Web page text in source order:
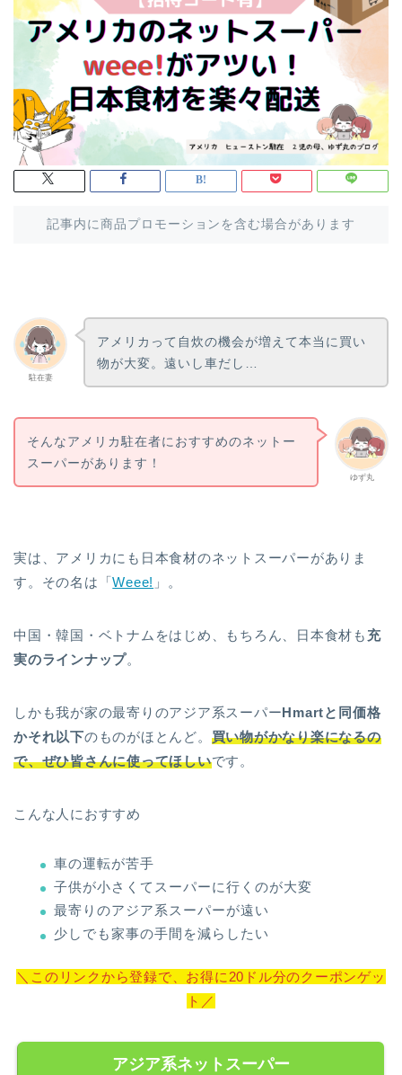
記事内に商品プロモーションを含む場合があります
駐在妻
アメリカって自炊の機会が増えて本当に買い
物が大変。遠いし車だし…
ゆず丸
そんなアメリカ駐在者におすすめのネットー
スーパーがあります！
実は、アメリカにも日本食材のネットスーパーがありま
す。その名は「Weee! 」。
中国・韓国・ベトナムをはじめ、もちろん、日本食材も 充
実のラインナップ。
しかも我が家の最寄りのアジア系スーパーHmartと同価格
かそれ以下のものがほとんど。 買い物がかなり楽になるの
で、ぜひ皆さんに使ってほしいです。
こんな人におすすめ
車の運転が苦手
子供が小さくてスーパーに行くのが大変
最寄りのアジア系スーパーが遠い
少しでも家事の手間を減らしたい
＼このリンクから登録で、お得に20ドル分のクーポンゲッ
ト／
アジア系ネットスーパー